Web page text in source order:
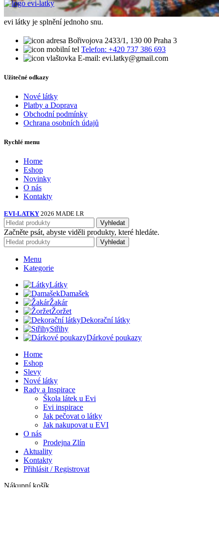
evi látky je splnění jednoho snu.
Bořivojova 2433/1, 130 00 Praha 3
Telefon: +420 737 386 693
E-mail: evi.latky@gmail.com
Užitečné odkazy
Nové látky
Platby a Doprava
Obchodní podmínky
Ochrana osobních údajů
Rychlé menu
Home
Eshop
Novinky
O nás
Kontakty
EVI-LATKY 2026 MADE LR
Vyhledat
Začněte psát, abyste viděli produkty, které hledáte.
Vyhledat
Menu
Kategorie
Látky
Damašek
Žakár
Žoržet
Dekorační látky
Střihy
Dárkové poukazy
Home
Eshop
Slevy
Nové látky
Rady a Inspirace
Škola látek u Evi
Evi inspirace
Jak pečovat o látky
Jak nakupovat u EVI
O nás
Prodejna Zlín
Aktuality
Kontakty
Přihlásit / Registrovat
Nákupní košík